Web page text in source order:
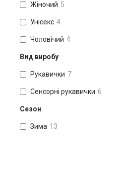
Жіночий 5
Унісекс 4
Чоловічий 4
Вид виробу
Рукавички 7
Сенсорні рукавички 6
Сезон
Зима 13